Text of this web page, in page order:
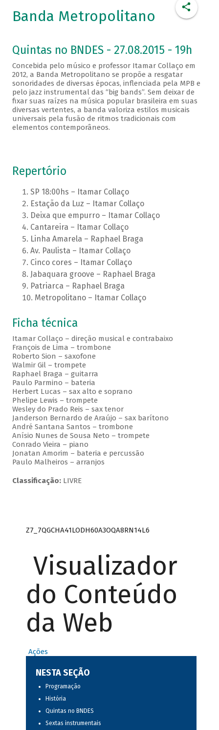
Banda Metropolitano
Quintas no BNDES - 27.08.2015 - 19h
Concebida pelo músico e professor Itamar Collaço em
2012, a Banda Metropolitano se propõe a resgatar
sonoridades de diversas épocas, inflenciada pela MPB e
pelo jazz instrumental das “big bands”. Sem deixar de
fixar suas raízes na música popular brasileira em suas
diversas vertentes, a banda valoriza estilos musicais
universais pela fusão de ritmos tradicionais com
elementos contemporâneos.
Repertório
SP 18:00hs – Itamar Collaço
Estação da Luz – Itamar Collaço
Deixa que empurro – Itamar Collaço
Cantareira – Itamar Collaço
Linha Amarela – Raphael Braga
Av. Paulista – Itamar Collaço
Cinco cores – Itamar Collaço
Jabaquara groove – Raphael Braga
Patriarca – Raphael Braga
Metropolitano – Itamar Collaço
Ficha técnica
Itamar Collaço – direção musical e contrabaixo
François de Lima – trombone
Roberto Sion – saxofone
Walmir Gil – trompete
Raphael Braga – guitarra
Paulo Parmino – bateria
Herbert Lucas – sax alto e soprano
Phelipe Lewis – trompete
Wesley do Prado Reis – sax tenor
Janderson Bernardo de Araújo – sax barítono
André Santana Santos – trombone
Anísio Nunes de Sousa Neto – trompete
Conrado Vieira – piano
Jonatan Amorim – bateria e percussão
Paulo Malheiros – arranjos
Classificação:LIVRE
Z7_7QGCHA41LODH60A3OQA8RN14L6
Visualizador
do Conteúdo
da Web
Ações
NESTA SEÇÃO
Programação
História
Quintas no BNDES
Sextas instrumentais